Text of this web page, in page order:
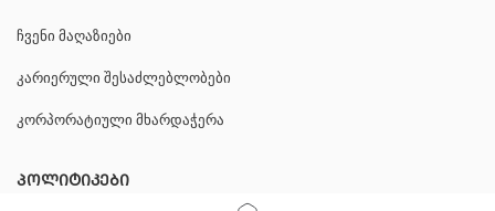
ჩვენი მაღაზიები
კარიერული შესაძლებლობები
კორპორატიული მხარდაჭერა
ᲞᲝᲚᲘᲢᲘᲙᲔᲑᲘ